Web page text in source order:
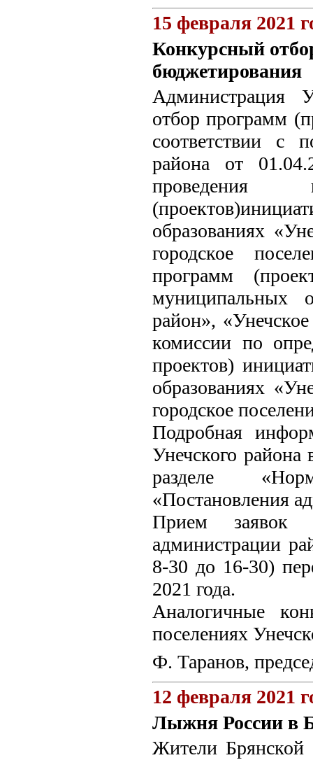
15 февраля 2021
Конкурсный
бюджетирования
Администрация
отбор программ
соответствии с
района от
проведения
образованиях
городское
программ
муниципальных
район»,
комиссии по
проектов)
образованиях
городское
Подробная
Унечского района
разделе
«Постановления
Прием заявок
администрации
8-30 до 16-30)
2021 года.
Аналогичные
поселениях
Ф. Таранов,
12 февраля 2021
Лыжня России в
Жители Брянской